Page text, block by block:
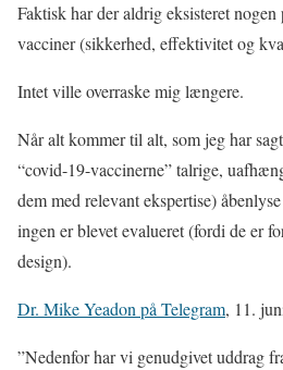
Faktisk har der aldrig eksisteret
vacciner (sikkerhed, effektivitet og
Intet ville overraske mig længere.
Når alt kommer til alt, som jeg har
“covid-19-vaccinerne” talrige,
dem med relevant ekspertise)
ingen er blevet evalueret (fordi de er
design).
Dr. Mike Yeadon på Telegram, 11.
”Nedenfor har vi genudgivet uddrag